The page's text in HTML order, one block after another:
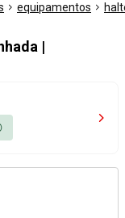
equipamentos
|